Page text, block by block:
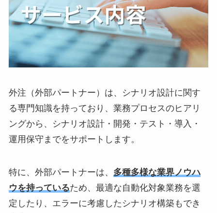
外注（外部パートナー）は、シナリオ設計に関す
る専門知識を持っており、業務プロセスのヒアリ
ングから、シナリオ設計・開発・テスト・導入・
運用保守までをサポートします。
特に、外部パートナーは、 多種多様な業界ノウハ
ウを持っているため、最適な自動化対象業務を選
定したり、エラーに考慮したシナリオ構築もでき